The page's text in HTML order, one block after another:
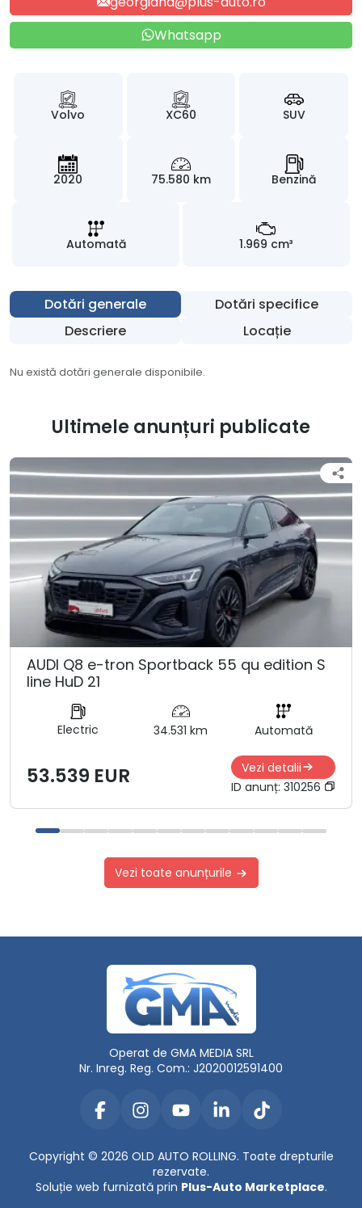
Whatsapp
Volvo XC60 SUV
2020 75.580 km Benzină
Automată 1.969 cm³
Dotări generale
Dotări specifice
Descriere
Locație
Nu există dotări generale disponibile.
Ultimele anunțuri publicate
AUDI Q8 e-tron Sportback 55 qu edition S
line HuD 21
Electric 34.531 km Automată
53.539 EUR
Vezi detalii
ID anunț: 310256
Vezi toate anunțurile
Operat de GMA MEDIA SRL
Nr. Inreg. Reg. Com.: J2020012591400
Copyright © 2026 OLD AUTO ROLLING. Toate drepturile
rezervate.
Soluție web furnizată prin Plus-Auto Marketplace.